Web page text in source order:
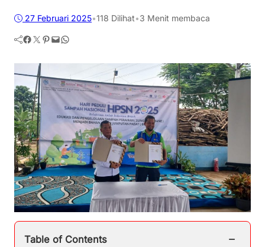
27 Februari 2025•118 Dilihat•3 Menit membaca
Facebook Twitter Pinterest Mail WhatsApp
Table of Contents −